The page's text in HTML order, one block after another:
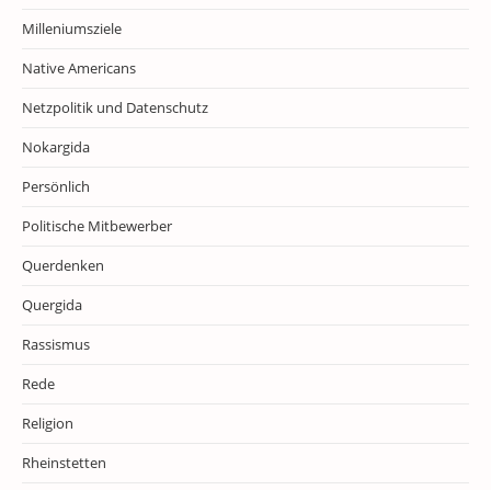
Milleniumsziele
Native Americans
Netzpolitik und Datenschutz
Nokargida
Persönlich
Politische Mitbewerber
Querdenken
Quergida
Rassismus
Rede
Religion
Rheinstetten